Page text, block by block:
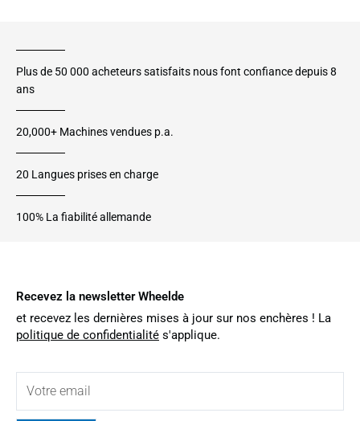
Plus de 50 000 acheteurs satisfaits nous font confiance depuis 8
ans
20,000+ Machines vendues p.a.
20 Langues prises en charge
100% La fiabilité allemande
Recevez la newsletter Wheelde
et recevez les dernières mises à jour sur nos enchères ! La
politique de confidentialité s'applique.